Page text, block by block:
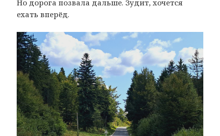
Но дорога позвала дальше. Зудит, хочется
ехать вперёд.